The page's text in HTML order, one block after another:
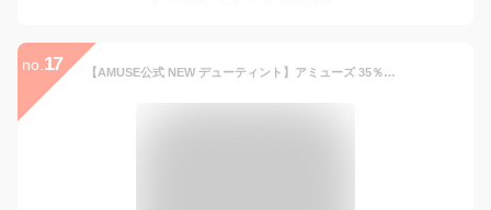
no. 17 【AMUSE公式 NEW デューティント】アミューズ 35％高水分ロングラスティングウォーターティント 水彩ティント ティント リップグロス 口紅 リップ ツヤリップ ウォニョンティント 韓国コスメ